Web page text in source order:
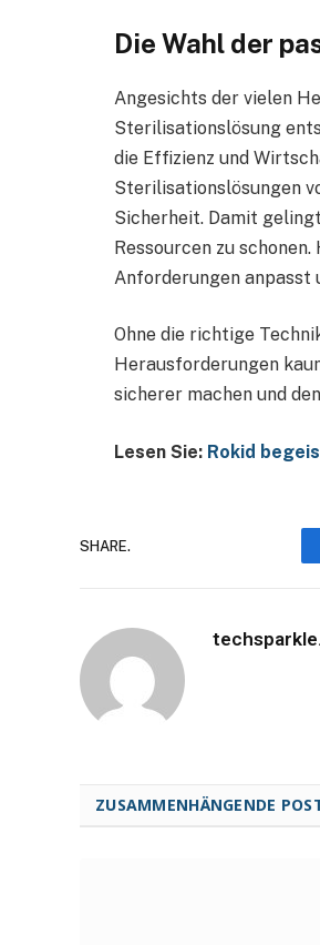
Die Wahl der
Angesichts der vielen
Sterilisationslösung
die Effizienz und
Sterilisationslösungen
Sicherheit. Damit
Ressourcen zu
Anforderungen
Ohne die richtige
Herausforderungen
sicherer machen und
Lesen Sie: Rokid
SHARE.
ZUSAMMENHÄNGENDE